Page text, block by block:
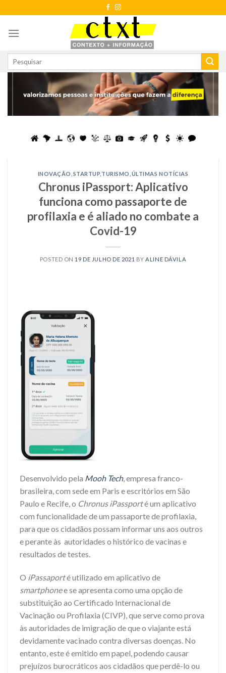
to
content
INOVAÇÃO STARTUP TURISMO ÚLTIMAS NOTÍCIAS
Chronus iPassport: Aplicativo
funciona como passaporte de
profilaxia e é aliado no combate a
Covid-19
POSTED ON 19 DE JULHO DE 2021 BYALINE DÁVILA
Desenvolvido pela Mooh Tech, empresa franco-
brasileira, com sede em Paris e escritórios em São
Paulo e Recife, o Chronus iPassporté um aplicativo
com funcionalidade de um passaporte de profilaxia,
para que os cidadãos possam informar uns aos outros
e perante às autoridades o histórico de vacinas e
resultados de testes.
O iPassaporté utilizado em aplicativo de
smartphonee se apresenta como uma opção de
substituição ao Certificado Internacional de
Vacinação ou Profilaxia (CIVP), que serve como prova
às autoridades de imigração de que o viajante está
devidamente vacinado contra diversas doenças. No
entanto, este é emitido em papel, podendo causar
prejuízos burocráticos aos cidadãos que perdê-lo ou